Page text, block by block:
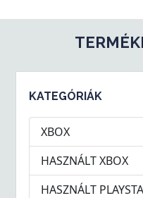
KATEGÓRIÁK
XBOX
HASZNÁLT XBOX
HASZNÁLT